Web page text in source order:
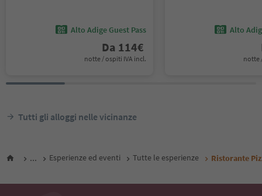
Alto Adige Guest Pass
Da 114€
notte / ospiti IVA incl.
Alto
notte
Tutti gli alloggi nelle vicinanze
... Esperienze ed eventi Tutte le esperienze Ristorante